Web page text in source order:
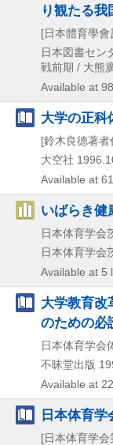
り観たる
[日本體育學
日本図書セン
戦前期 / 大熊
Available at
大学の正科
[鈴木良徳著
大空社
Available at
いばらき健
日本体育学会
日本体育学会
Available at 5
大学教育改
のための必
日本体育学会
不昧堂出版
Available at
日本体育学
[日本体育学